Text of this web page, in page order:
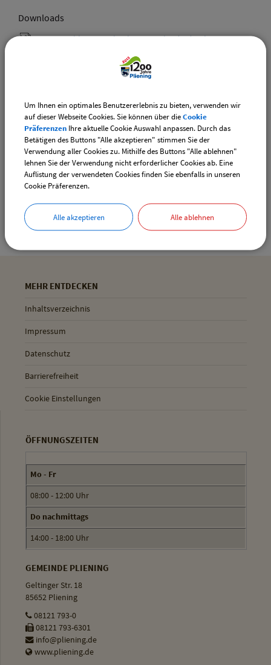
Gemeinde Pliening
Geltinger Str. 18
85652 Pliening
Downloads
Den gewählten Termin als VCS-Kalenderdatei
Den gewählten Termin als iCal-Kalenderdatei
Drucken
MEHR ENTDECKEN
Inhaltsverzeichnis
Impressum
Datenschutz
Barrierefreiheit
Cookie Einstellungen
ÖFFNUNGSZEITEN
Mo - Fr
08:00 - 12:00 Uhr
Do nachmittags
14:00 - 18:00 Uhr
GEMEINDE PLIENING
Geltinger Str. 18
85652 Pliening
08121 793-0
08121 793-6301
info@pliening.de
www.pliening.de
Um Ihnen ein optimales Benutzererlebnis zu bieten, verwenden wir
auf dieser Webseite Cookies. Sie können über dieCookie
Präferenzen Ihre aktuelle Cookie Auswahl anpassen. Durch das
Betätigen des Buttons "Alle akzeptieren" stimmen Sie der
Verwendung aller Cookies zu. Mithilfe des Buttons "Alle ablehnen"
lehnen Sie der Verwendung nicht erforderlicher Cookies ab. Eine
Auflistung der verwendeten Cookies finden Sie ebenfalls in unseren
Cookie Präferenzen.
Alle akzeptieren Alle ablehnen